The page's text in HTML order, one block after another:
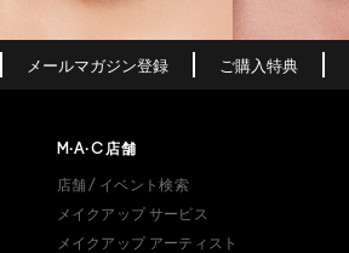
メールマガジン登録 ご購入特典
M·A·C 店舗
店舗 / イベント検索
メイクアップ サービス
メイクアップ アーティスト